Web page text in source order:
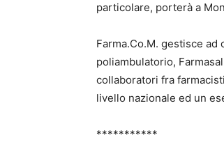
particolare, porterà a
Farma.Co.M. gestisce
poliambulatorio,
collaboratori fra
livello nazionale ed un
***********